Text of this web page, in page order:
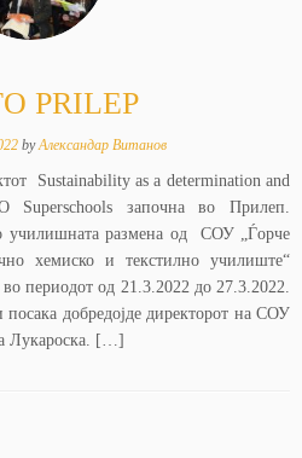
PRILEP
byАлександар Витанов
Sustainability as a determination and
започна во Прилеп.
училишната размена од СОУ „Ѓорче
хемиско и текстилно училиште“
периодот од 21.3.2022 до 27.3.2022.
добредојде директорот на СОУ
Лукароска. […]